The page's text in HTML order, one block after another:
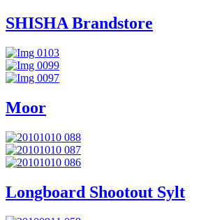
SHISHA Brandstore
Moor
Longboard Shootout Sylt